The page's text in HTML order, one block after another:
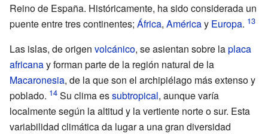
Reino de España. Históricamente, ha sido considerada un
puente entre tres continentes; África, Américay Europa.
Las islas, de origen volcánico, se asientan sobre laplaca
africanay forman parte de la región natural de la
Macaronesia, de la que son el archipiélago más extenso y
poblado.
Su clima essubtropical, aunque varía
localmente según la altitud y la vertiente norte o sur. Esta
variabilidad climática da lugar a una gran diversidad